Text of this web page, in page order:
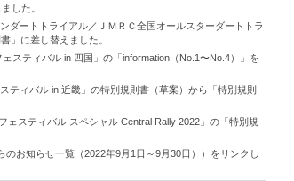
した。
ダートトライアル／ＪＭＲＣ全国オールスターダートトラ
」に差し替えました。
スティバル in 四国」の「information（No.1〜No.4）」を
ティバル in 近畿」の特別規則書（草案）から「特別規則
ェスティバル スペシャル Central Rally 2022」の「特別規
お知らせ一覧（2022年9月1日～9月30日））をリンクし